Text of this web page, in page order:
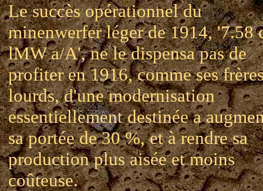
Le succès opérationnel du
minenwerfer léger de 1914, '7.58
lMW a/A', ne le dispensa pas de
profiter en 1916, comme ses
lourds, d'une modernisation
essentiellement destinée a
sa portée de 30 %, et à rendre sa
production plus aisée et moins
coûteuse.